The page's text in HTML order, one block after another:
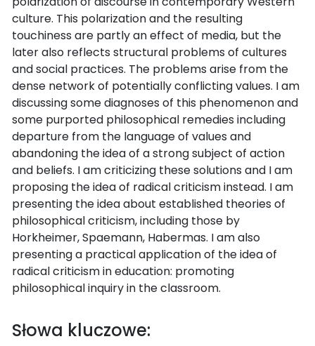
culture. This polarization and the resulting
touchiness are partly an effect of media, but the
later also reflects structural problems of cultures
and social practices. The problems arise from the
dense network of potentially conflicting values. I am
discussing some diagnoses of this phenomenon and
some purported philosophical remedies including
departure from the language of values and
abandoning the idea of a strong subject of action
and beliefs. I am criticizing these solutions and I am
proposing the idea of radical criticism instead. I am
presenting the idea about established theories of
philosophical criticism, including those by
Horkheimer, Spaemann, Habermas. I am also
presenting a practical application of the idea of
radical criticism in education: promoting
philosophical inquiry in the classroom.
Słowa kluczowe: